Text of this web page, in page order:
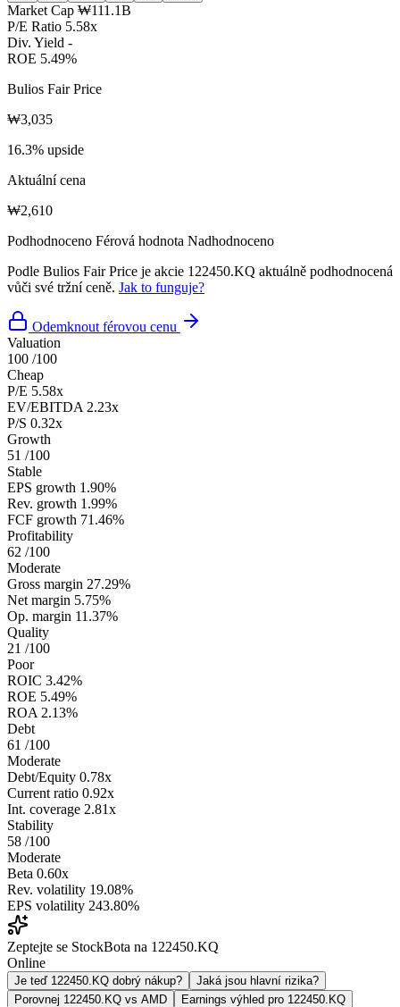
Market Cap ₩111.1B
P/E Ratio 5.58x
Div. Yield -
ROE 5.49%
Bulios Fair Price
₩3,035
16.3% upside
Aktuální cena
₩2,610
Podhodnoceno Férová hodnota Nadhodnoceno
Podle Bulios Fair Price je akcie 122450.KQ aktuálně podhodnocená
vůči své tržní ceně. Jak to funguje?
Odemknout férovou cenu
Valuation
100 /100
Cheap
P/E 5.58x
EV/EBITDA 2.23x
P/S 0.32x
Growth
51 /100
Stable
EPS growth 1.90%
Rev. growth 1.99%
FCF growth 71.46%
Profitability
62 /100
Moderate
Gross margin 27.29%
Net margin 5.75%
Op. margin 11.37%
Quality
21 /100
Poor
ROIC 3.42%
ROE 5.49%
ROA 2.13%
Debt
61 /100
Moderate
Debt/Equity 0.78x
Current ratio 0.92x
Int. coverage 2.81x
Stability
58 /100
Moderate
Beta 0.60x
Rev. volatility 19.08%
EPS volatility 243.80%
Zeptejte se StockBota na 122450.KQ
Online
Je teď 122450.KQ dobrý nákup?
Jaká jsou hlavní rizika?
Porovnej 122450.KQ vs AMD
Earnings výhled pro 122450.KQ